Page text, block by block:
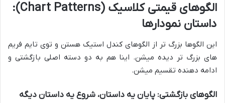
الگوهای قیمتی کلاسیک (Chart Patterns):
داستان نمودارها
این الگوها بزرگ تر از الگوهای کندل استیک هستن و توی تایم فریم
های بزرگ تر دیده میشن. اینا هم به دو دسته اصلی بازگشتی و
ادامه دهنده تقسیم میشن.
الگوهای بازگشتی: پایان یه داستان، شروع یه داستان دیگه